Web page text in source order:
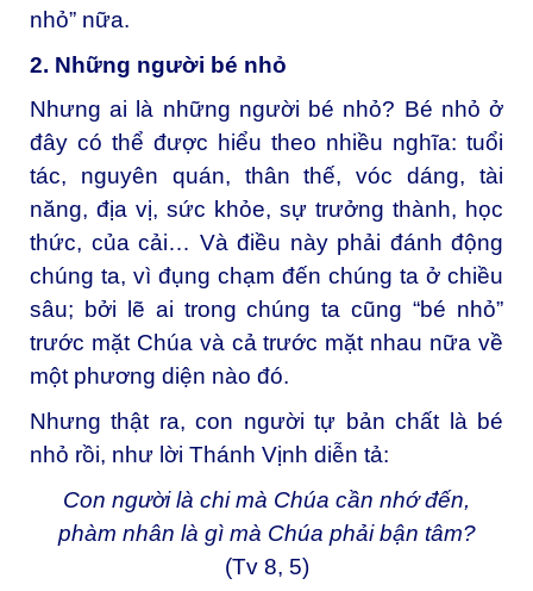
nhỏ” nữa.
2. Những người bé nhỏ
Nhưng ai là những người bé nhỏ? Bé nhỏ ở
đây có thể được hiểu theo nhiều nghĩa: tuổi
tác, nguyên quán, thân thế, vóc dáng, tài
năng, địa vị, sức khỏe, sự trưởng thành, học
thức, của cải… Và điều này phải đánh động
chúng ta, vì đụng chạm đến chúng ta ở chiều
sâu; bởi lẽ ai trong chúng ta cũng “bé nhỏ”
trước mặt Chúa và cả trước mặt nhau nữa về
một phương diện nào đó.
Nhưng thật ra, con người tự bản chất là bé
nhỏ rồi, như lời Thánh Vịnh diễn tả:
Con người là chi mà Chúa cần nhớ đến,
phàm nhân là gì mà Chúa phải bận tâm?
(Tv 8, 5)